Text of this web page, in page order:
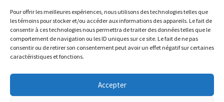
Pour offrir les meilleures expériences, nous utilisons des technologies telles que
les témoins pour stocker et/ou accéder aux informations des appareils. Le fait de
consentir à ces technologies nous permettra de traiter des données telles que le
comportement de navigation ou les ID uniques sur ce site. Le fait de ne pas
consentir ou de retirer son consentement peut avoir un effet négatif sur certaines
caractéristiques et fonctions.
Accepter
Boutique Rue Allard
Mardi : 10h00 à 18h00
Mercredi : 10h00 à 18h00